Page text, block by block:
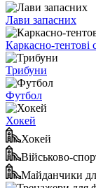
Лави запасних
Каркасно-тентові
Трибуни
Футбол
Хокей
Хокей
Військово-
Майданчики